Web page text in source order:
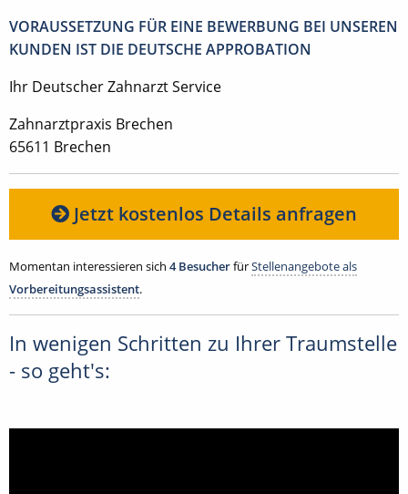
VORAUSSETZUNG FÜR EINE BEWERBUNG BEI UNSEREN
KUNDEN IST DIE DEUTSCHE APPROBATION
Ihr Deutscher Zahnarzt Service
Zahnarztpraxis Brechen
65611 Brechen
Jetzt kostenlos Details anfragen
Momentan interessieren sich 4 BesucherfürStellenangebote als
Vorbereitungsassistent.
In wenigen Schritten zu Ihrer Traumstelle
- so geht's: